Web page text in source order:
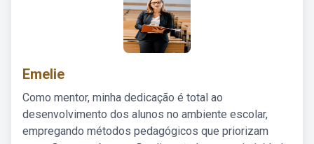
Emelie
Como mentor, minha dedicação é total ao
desenvolvimento dos alunos no ambiente escolar,
empregando métodos pedagógicos que priorizam